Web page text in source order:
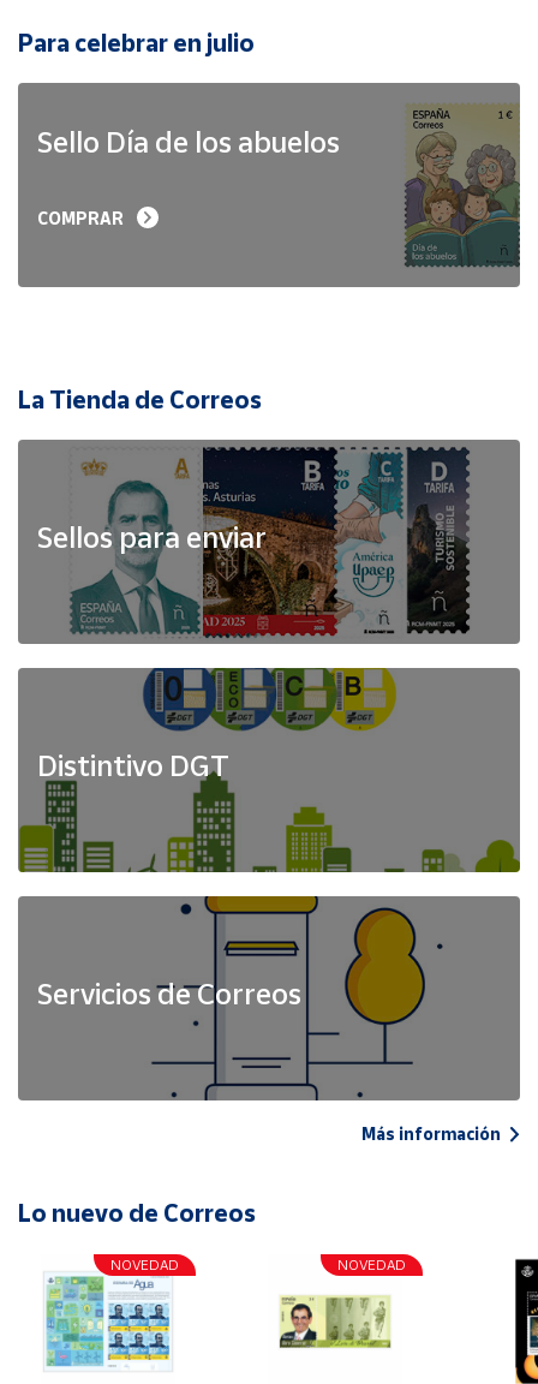
Para celebrar en julio
Sello Día de los abuelos
COMPRAR
La Tienda de Correos
Sellos para enviar
Distintivo DGT
Servicios de Correos
Más información
Lo nuevo de Correos
NOVEDAD NOVEDAD